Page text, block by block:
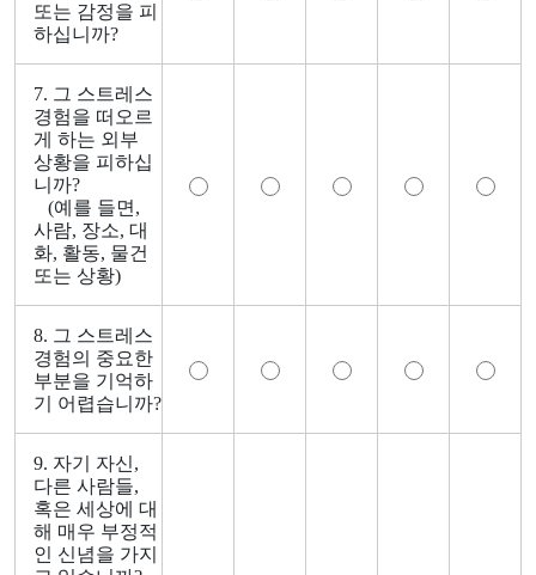
또는 감정을 피
하십니까?
7. 그 스트레스
경험을 떠오르
게 하는 외부
상황을 피하십
니까?
(예를 들면,
사람, 장소, 대
화, 활동, 물건
또는 상황)
8. 그 스트레스
경험의 중요한
부분을 기억하
기 어렵습니까?
9. 자기 자신,
다른 사람들,
혹은 세상에 대
해 매우 부정적
인 신념을 가지